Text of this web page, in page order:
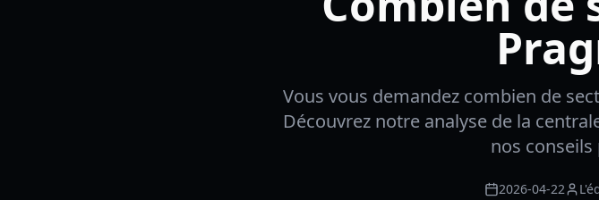
Vous vous demandez combien de
Découvrez notre analyse de la
nos conseils
2026-04-22